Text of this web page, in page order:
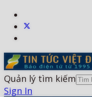
Quản lý tìm kiếm
Sign In